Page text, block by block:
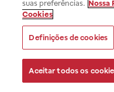
suas preferências. Nossa
Cookies
Definições de cookies
Aceitar todos os